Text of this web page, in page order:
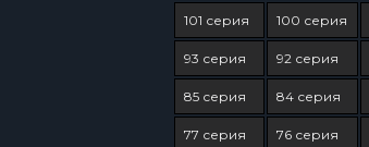
101 серия 100 серия
93 серия 92 серия
85 серия 84 серия
77 серия 76 серия